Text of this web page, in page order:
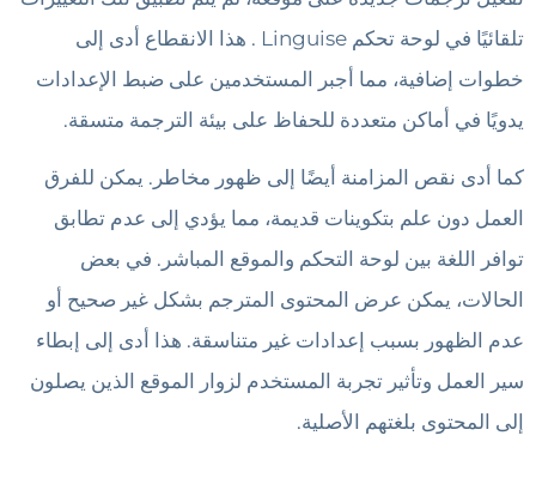
تلقائيًا في لوحة تحكم Linguise . هذا الانقطاع أدى إلى
خطوات إضافية، مما أجبر المستخدمين على ضبط الإعدادات
يدويًا في أماكن متعددة للحفاظ على بيئة الترجمة متسقة.
كما أدى نقص المزامنة أيضًا إلى ظهور مخاطر. يمكن للفرق
العمل دون علم بتكوينات قديمة، مما يؤدي إلى عدم تطابق
توافر اللغة بين لوحة التحكم والموقع المباشر. في بعض
الحالات، يمكن عرض المحتوى المترجم بشكل غير صحيح أو
عدم الظهور بسبب إعدادات غير متناسقة. هذا أدى إلى إبطاء
سير العمل وتأثير تجربة المستخدم لزوار الموقع الذين يصلون
إلى المحتوى بلغتهم الأصلية.